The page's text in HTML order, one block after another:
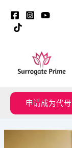
申请成为代母
navigation